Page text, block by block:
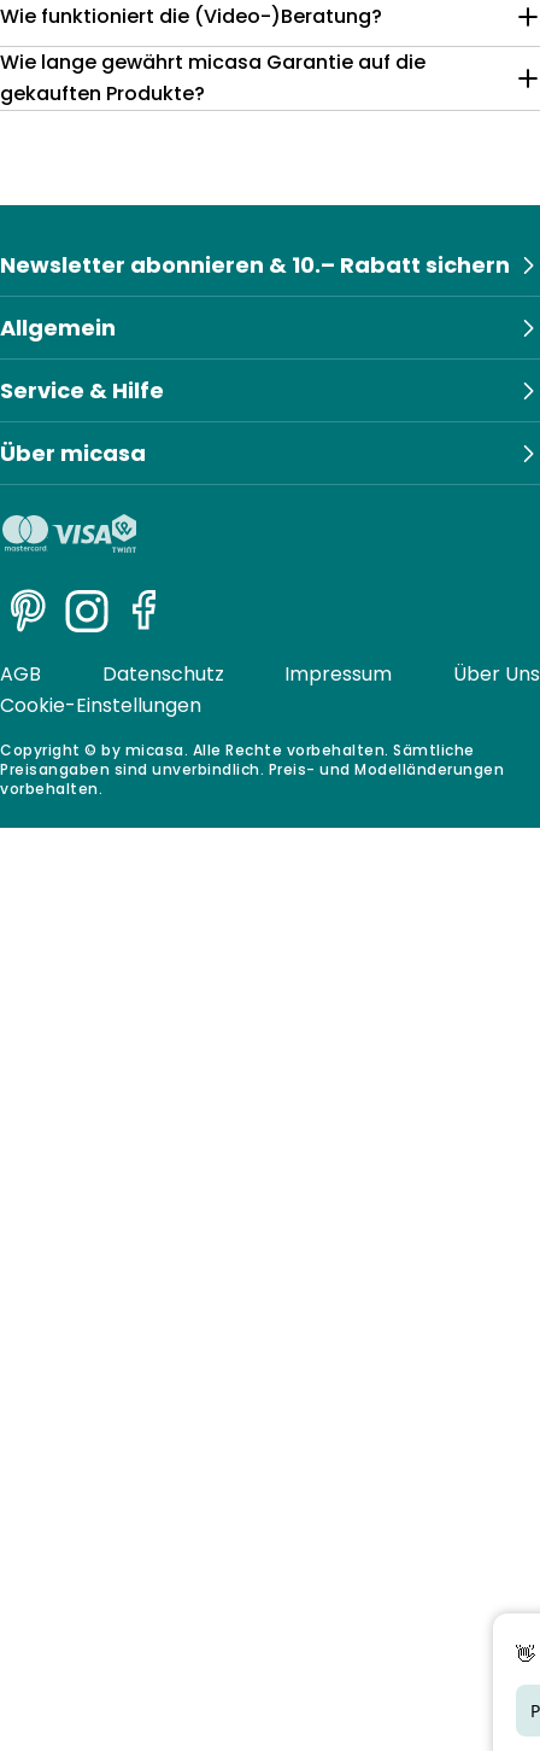
Wie funktioniert die (Video-)Beratung?
Wie lange gewährt micasa Garantie auf die
gekauften Produkte?
Allgemein
Service & Hilfe
Über micasa
Newsletter abonnieren & 10.– Rabatt sichern
PinterestInstagramFacebook
Copyright © by micasa. Alle Rechte vorbehalten. Sämtliche
Preisangaben sind unverbindlich. Preis- und Modelländerungen
vorbehalten.
AGB Datenschutz Impressum
Über Uns
Cookie-Einstellungen